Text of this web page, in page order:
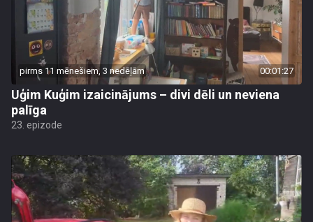
pirms 11 mēnešiem, 3 nedēļām 00:01:27
Uģim Kuģim izaicinājums – divi dēli un neviena
palīga
23. epizode